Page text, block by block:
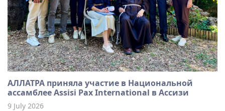
АЛЛАТРА приняла участие в Национальной
ассамблее Assisi Pax International в Ассизи
9 July 2026